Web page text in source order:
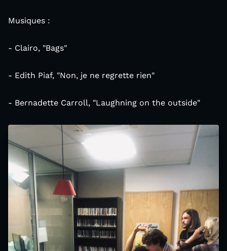
Musiques :
- Clairo, "Bags"
- Edith Piaf, "Non, je ne regrette rien"
- Bernadette Carroll, "Laughning on the outside"